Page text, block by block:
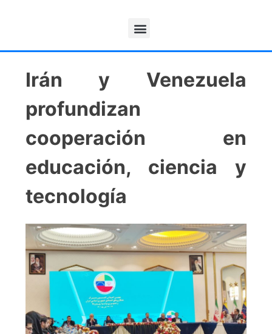
Irán y Venezuela
profundizan
cooperación en
educación, ciencia y
tecnología